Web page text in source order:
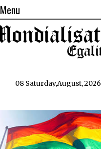
Menu
08 Saturday,August, 2026